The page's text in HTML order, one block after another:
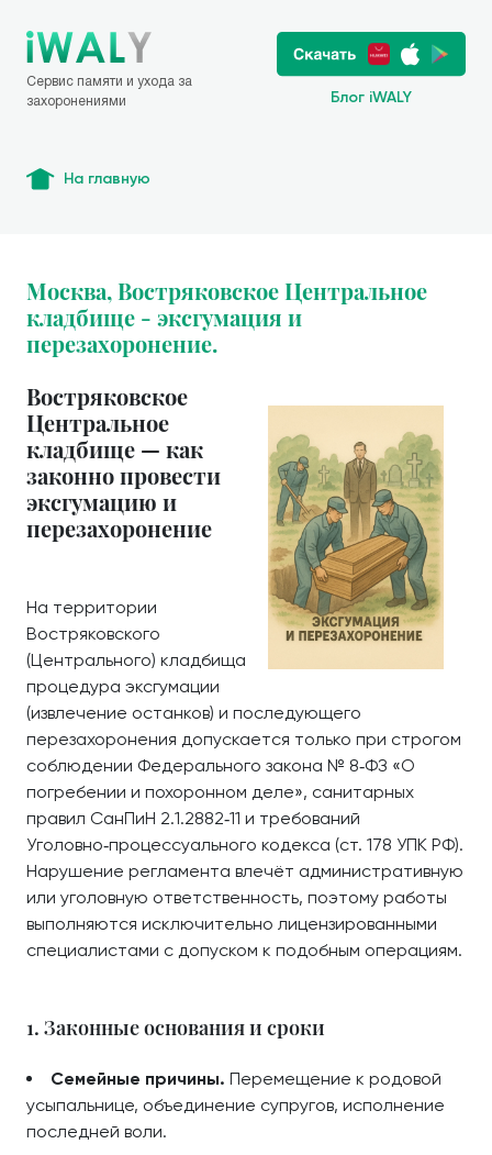
Сервис памяти и ухода за
захоронениями
Блог iWALY
На главную
Москва, Востряковское Центральное
кладбище - эксгумация и
перезахоронение.
Востряковское
Центральное
кладбище — как
законно провести
эксгумацию и
перезахоронение
На территории
Востряковского
(Центрального) кладбища
процедура эксгумации
(извлечение останков) и последующего
перезахоронения допускается только при строгом
соблюдении Федерального закона № 8‑ФЗ «О
погребении и похоронном деле», санитарных
правил СанПиН 2.1.2882‑11 и требований
Уголовно‑процессуального кодекса (ст. 178 УПК РФ).
Нарушение регламента влечёт административную
или уголовную ответственность, поэтому работы
выполняются исключительно лицензированными
специалистами с допуском к подобным операциям.
1. Законные основания и сроки
Семейные причины. Перемещение к родовой
усыпальнице, объединение супругов, исполнение
последней воли.